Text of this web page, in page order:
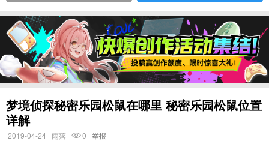
梦境侦探秘密乐园松鼠在哪里 秘密乐园松鼠位置
详解
2019-04-24 雨落 0 举报